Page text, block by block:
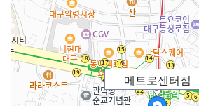
메트로센터점